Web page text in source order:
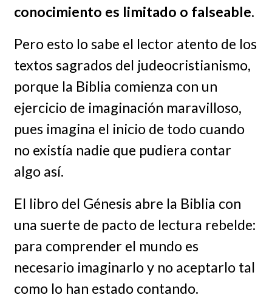
conocimiento es limitado o falseable.
Pero esto lo sabe el lector atento de los
textos sagrados del judeocristianismo,
porque la Biblia comienza con un
ejercicio de imaginación maravilloso,
pues imagina el inicio de todo cuando
no existía nadie que pudiera contar
algo así.
El libro del Génesis abre la Biblia con
una suerte de pacto de lectura rebelde:
para comprender el mundo es
necesario imaginarlo y no aceptarlo tal
como lo han estado contando.